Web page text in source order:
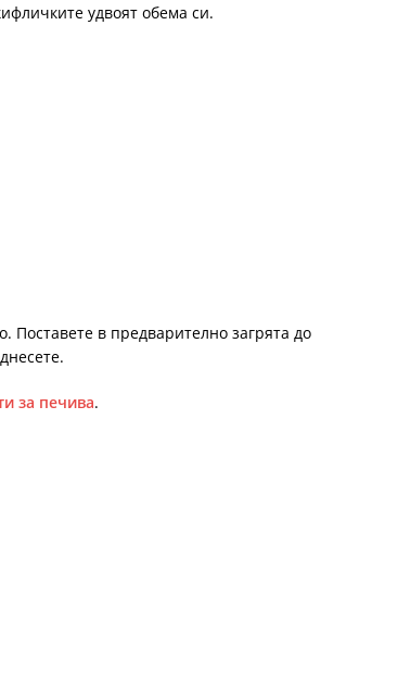
удвоят обема си.
Поставете в предварително загрята до
за печива.